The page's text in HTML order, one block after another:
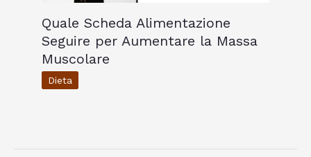
Quale Scheda Alimentazione
Seguire per Aumentare la Massa
Muscolare
Dieta